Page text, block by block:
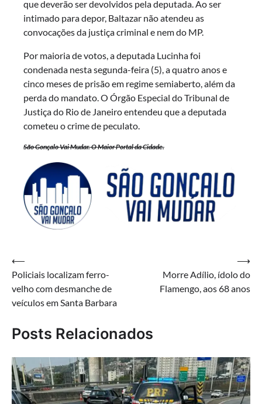
que deverão ser devolvidos pela deputada. Ao ser
intimado para depor, Baltazar não atendeu as
convocações da justiça criminal e nem do MP.
Por maioria de votos, a deputada Lucinha foi
condenada nesta segunda-feira (5), a quatro anos e
cinco meses de prisão em regime semiaberto, além da
perda do mandato. O Órgão Especial do Tribunal de
Justiça do Rio de Janeiro entendeu que a deputada
cometeu o crime de peculato.
São Gonçalo Vai Mudar. O Maior Portal da Cidade.
Navegação
de
Post
⟵
Policiais localizam ferro-
velho com desmanche de
veículos em Santa Barbara
Morre Adílio, ídolo do
Flamengo, aos 68 anos
⟶
Posts Relacionados